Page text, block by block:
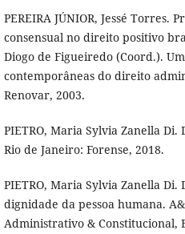
PEREIRA JÚNIOR, Jessé Torres.
consensual no direito positivo
Diogo de Figueiredo (Coord.).
contemporâneas do direito
Renovar, 2003.
PIETRO, Maria Sylvia Zanella
Rio de Janeiro: Forense, 2018.
PIETRO, Maria Sylvia Zanella
dignidade da pessoa humana.
Administrativo & Constitucional,